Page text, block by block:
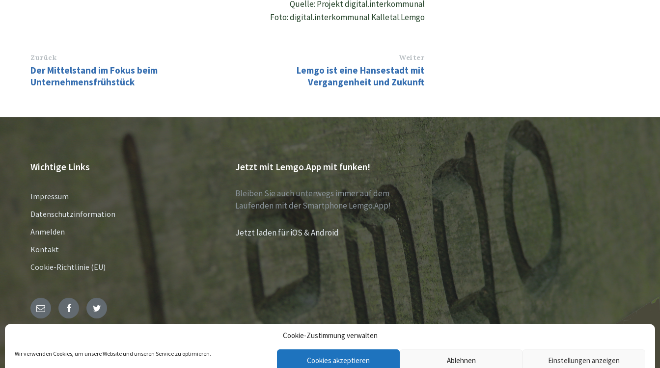
Cookie-Zustimmung verwalten
Wir verwenden Cookies, um unsere Website und unseren Service zu optimieren.
Cookies akzeptieren Ablehnen Einstellungen anzeigen
Quelle: Projekt digital.interkommunal
Foto: digital.interkommunal Kalletal.Lemgo
Zurück
Der Mittelstand im Fokus beim
Unternehmensfrühstück
Weiter
Lemgo ist eine Hansestadt mit
Vergangenheit und Zukunft
Wichtige Links
Impressum
Datenschutzinformation
Anmelden
Kontakt
Cookie-Richtlinie (EU)
Jetzt mit Lemgo.App mit funken!
Bleiben Sie auch unterwegs immer auf dem
Laufenden mit der Smartphone Lemgo.App!
Jetzt laden für iOS & Android
E- FacebookTwitter